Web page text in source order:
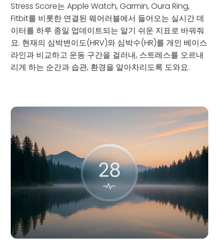
Stress Score는 Apple Watch, Garmin, Oura Ring,
Fitbit를 비롯한 연결된 웨어러블에서 들어오는 실시간 데
이터를 하루 종일 업데이트되는 알기 쉬운 지표로 바꿔줘
요. 현재의 심박변이도(HRV)와 심박수(HR)를 개인 베이스
라인과 비교하고 운동 구간을 걸러내, 스트레스를 오르내
리게 하는 순간과 습관, 환경을 알아차리도록 도와요.